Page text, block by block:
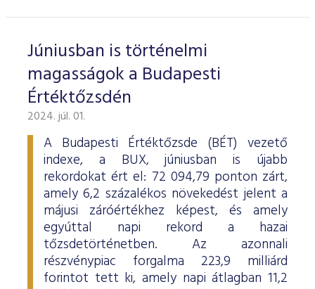
Júniusban is történelmi
magasságok a Budapesti
Értéktőzsdén
2024. júl. 01.
A Budapesti Értéktőzsde (BÉT) vezető
indexe, a BUX, júniusban is újabb
rekordokat ért el: 72 094,79 ponton zárt,
amely 6,2 százalékos növekedést jelent a
májusi záróértékhez képest, és amely
egyúttal napi rekord a hazai
tőzsdetörténetben. Az azonnali
részvénypiac forgalma 223,9 milliárd
forintot tett ki, amely napi átlagban 11,2